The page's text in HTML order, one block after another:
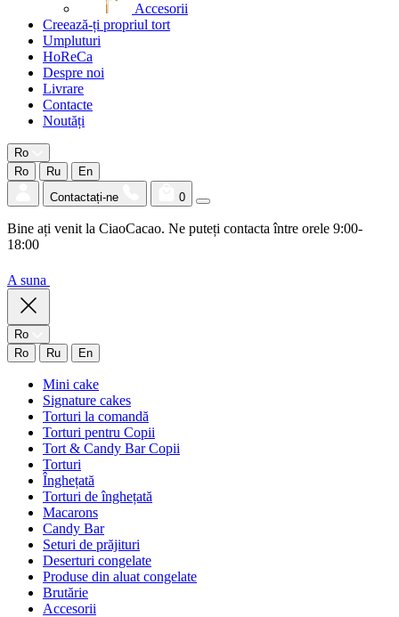
Accesorii
Creează-ți propriul tort
Umpluturi
HoReCa
Despre noi
Livrare
Contacte
Noutăți
Ro
Ro
Ru
En
Contactați-ne
0
Bine ați venit la CiaoCacao. Ne puteți contacta între orele 9:00-
18:00
A suna
Ro
Ro
Ru En
Mini cake
Signature cakes
Torturi la comandă
Torturi pentru Copii
Tort & Candy Bar Copii
Torturi
Înghețată
Torturi de înghețată
Macarons
Candy Bar
Seturi de prăjituri
Deserturi congelate
Produse din aluat congelate
Brutărie
Accesorii